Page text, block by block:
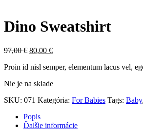
Dino Sweatshirt
97,00 € Pôvodná
bola:
80,00 €Aktuálna
je:
Proin id nisl semper, elementum lacus vel,
Nie je na sklade
SKU: 071 Kategória: For Babies Tags: Baby,
Popis
Ďalšie informácie